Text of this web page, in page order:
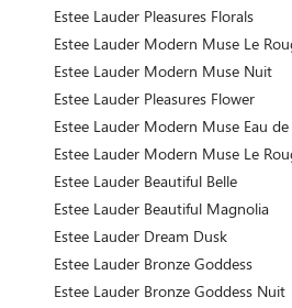
Estee Lauder Pleasures Florals
Estee Lauder Modern Muse Le
Estee Lauder Modern Muse Nuit
Estee Lauder Pleasures Flower
Estee Lauder Modern Muse Eau
Estee Lauder Modern Muse Le
Estee Lauder Beautiful Belle
Estee Lauder Beautiful Magnolia
Estee Lauder Dream Dusk
Estee Lauder Bronze Goddess
Estee Lauder Bronze Goddess Nuit